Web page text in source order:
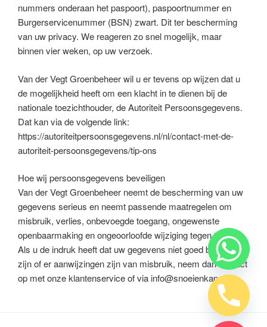
nummers onderaan het paspoort), paspoortnummer en
Burgerservicenummer (BSN) zwart. Dit ter bescherming
van uw privacy. We reageren zo snel mogelijk, maar
binnen vier weken, op uw verzoek.
Van der Vegt Groenbeheer wil u er tevens op wijzen dat u
de mogelijkheid heeft om een klacht in te dienen bij de
nationale toezichthouder, de Autoriteit Persoonsgegevens.
Dat kan via de volgende link:
https://autoriteitpersoonsgegevens.nl/nl/contact-met-de-
autoriteit-persoonsgegevens/tip-ons
Hoe wij persoonsgegevens beveiligen
Van der Vegt Groenbeheer neemt de bescherming van uw
gegevens serieus en neemt passende maatregelen om
misbruik, verlies, onbevoegde toegang, ongewenste
openbaarmaking en ongeoorloofde wijziging tegen te gaan.
Als u de indruk heeft dat uw gegevens niet goed beveiligd
zijn of er aanwijzingen zijn van misbruik, neem dan contact
op met onze klantenservice of via info@snoeienkap.nl